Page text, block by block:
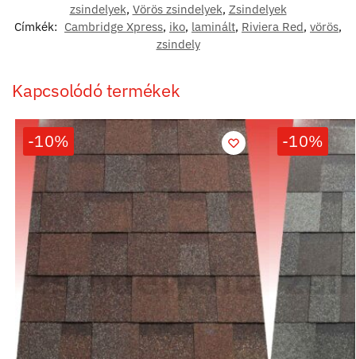
zsindelyek, Vörös zsindelyek, Zsindelyek
Címkék: Cambridge Xpress, iko, laminált, Riviera Red, vörös,
zsindely
Kapcsolódó termékek
-10% -10%